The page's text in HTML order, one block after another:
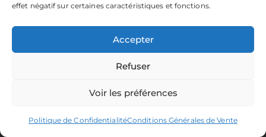
effet négatif sur certaines caractéristiques et fonctions.
Accepter
Refuser
Voir les préférences
Politique de ConfidentialitéConditions Générales de Vente
Focusontrack © 2026. All rights reserved. |
Producted byTWENTY-ONE CREATION